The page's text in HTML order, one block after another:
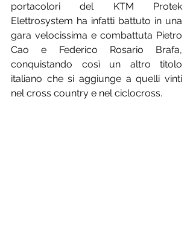
portacolori del KTM Protek
Elettrosystem ha infatti battuto in una
gara velocissima e combattuta Pietro
Cao e Federico Rosario Brafa,
conquistando così un altro titolo
italiano che si aggiunge a quelli vinti
nel cross country e nel ciclocross.